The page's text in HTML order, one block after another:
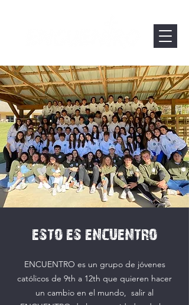
ESTO ES ENCUENTRO
ENCUENTRO es un grupo de jóvenes
católicos de 9th a 12th que quieren hacer
un cambio en el mundo, salir al